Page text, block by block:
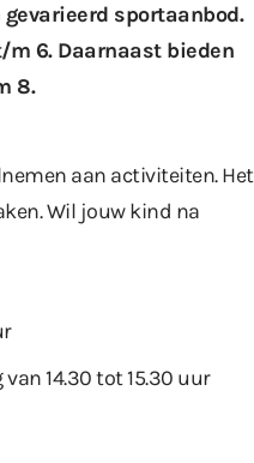
sportaanbod.
m 6. Daarnaast bieden
8.
aan activiteiten. Het
Wil jouw kind na
van 14.30 tot 15.30 uur